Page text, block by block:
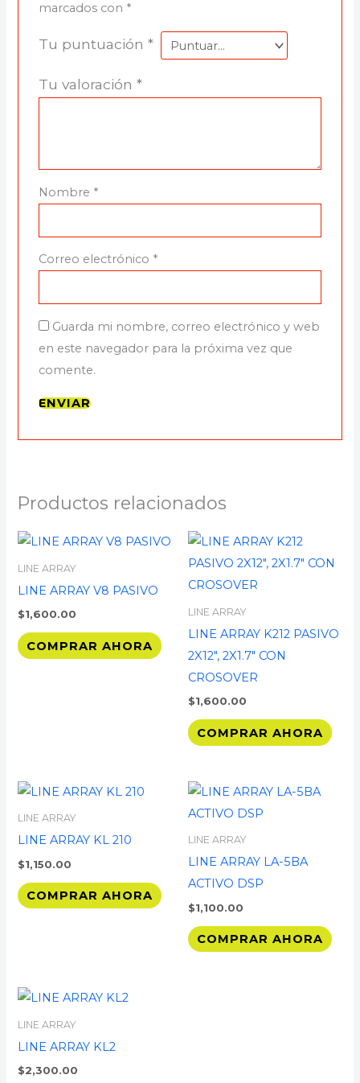
marcados con *
Tu puntuación *
Tu valoración *
Nombre *
Correo electrónico *
Guarda mi nombre, correo electrónico y web
en este navegador para la próxima vez que
comente.
Productos relacionados
LINE ARRAY
LINE ARRAY V8 PASIVO
$1,600.00
COMPRAR AHORA
LINE ARRAY
LINE ARRAY K212 PASIVO
2X12″, 2X1.7″ CON
CROSOVER
$1,600.00
COMPRAR AHORA
LINE ARRAY
LINE ARRAY KL 210
$1,150.00
COMPRAR AHORA
LINE ARRAY
LINE ARRAY LA-5BA
ACTIVO DSP
$1,100.00
COMPRAR AHORA
LINE ARRAY
LINE ARRAY KL2
$2,300.00